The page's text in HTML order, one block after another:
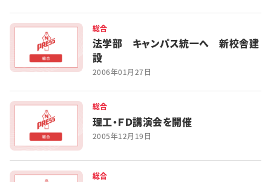
購読 日大文芸賞
学生記者募集
総合
法学部 キャンパス統一へ 新校舎建
設
2006年01月27日
総合
理工・ＦＤ講演会を開催
2005年12月19日
総合